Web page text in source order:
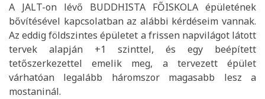
A JALT-on lévő BUDDHISTA FŐISKOLA épületének
bővítésével kapcsolatban az alábbi kérdéseim vannak.
Az eddig földszintes épületet a frissen napvilágot látott
tervek alapján +1 szinttel, és egy beépített
tetőszerkezettel emelik meg, a tervezett épület
várhatóan legalább háromszor magasabb lesz a
mostaninál.